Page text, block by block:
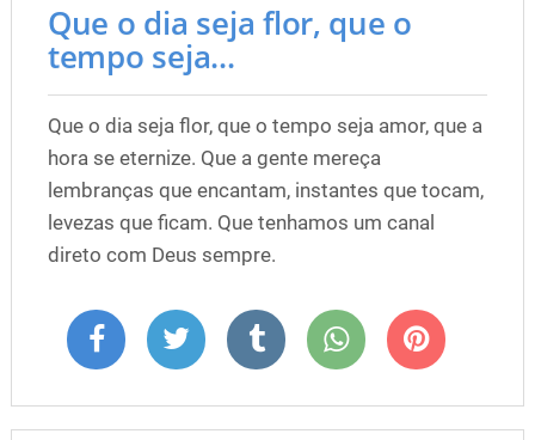
Que o dia seja flor, que o
tempo seja...
Que o dia seja flor, que o tempo seja amor, que a
hora se eternize. Que a gente mereça
lembranças que encantam, instantes que tocam,
levezas que ficam. Que tenhamos um canal
direto com Deus sempre.